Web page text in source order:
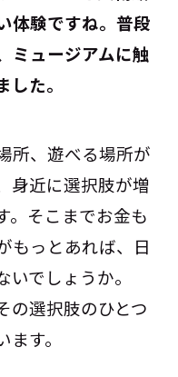
体験ですね。普段
ミュージアムに触
た。
所、遊べる場所が
身近に選択肢が増
。そこまでお金も
もっとあれば、日
でしょうか。
の選択肢のひとつ
す。